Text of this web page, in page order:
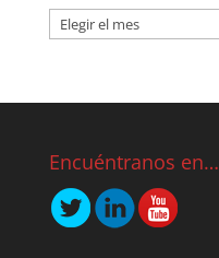
Encuéntranos en…